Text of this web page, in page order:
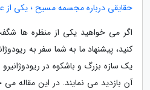
حقایقی درباره مجسمه مسیح ؛ یکی از
اگر می خواهید یکی از منظره ها شگفت
کنید، پیشنهاد ما به شما سفر به
یک سازه بزرگ و باشکوه در
آن بازدید می نمایند. در این مقاله